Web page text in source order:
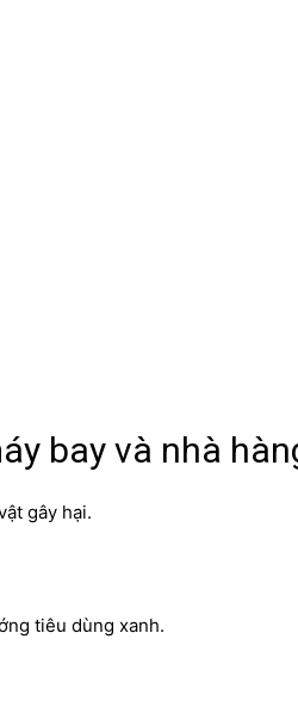
bay và nhà
gây hại.
tiêu dùng xanh.